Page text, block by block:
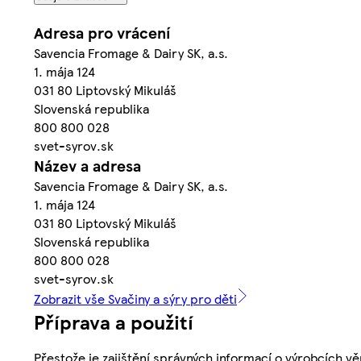
Adresa pro vrácení
Savencia Fromage & Dairy SK, a.s.
1. mája 124
031 80 Liptovský Mikuláš
Slovenská republika
800 800 028
svet-syrov.sk
Název a adresa
Savencia Fromage & Dairy SK, a.s.
1. mája 124
031 80 Liptovský Mikuláš
Slovenská republika
800 800 028
svet-syrov.sk
Zobrazit vše Svačiny a sýry pro děti
Příprava a použití
Přestože je zajištění správných informací o výrobcích